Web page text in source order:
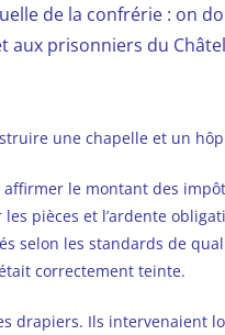
de la confrérie : on
aux prisonniers du
une chapelle et un
le montant des
pièces et l’ardente
selon les standards de
correctement teinte.
drapiers. Ils intervenaient